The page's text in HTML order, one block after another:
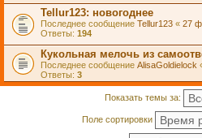
Tellur123: новогоднее
Последнее сообщение Tellur123 « 27
Ответы: 194
Кукольная мелочь из
Последнее сообщение AlisaGoldielock
Ответы: 3
Показать темы за:
Поле сортировки